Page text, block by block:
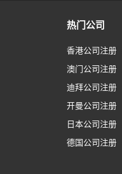
热门公司
香港公司注册
澳门公司注册
迪拜公司注册
开曼公司注册
日本公司注册
德国公司注册